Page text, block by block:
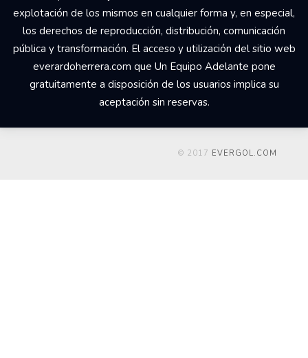
explotación de los mismos en cualquier forma y, en especial,
los derechos de reproducción, distribución, comunicación
pública y transformación. El acceso y utilización del sitio web
everardoherrera.com que Un Equipo Adelante pone
gratuitamente a disposición de los usuarios implica su
aceptación sin reservas.
© 2017 EVERGOL.COM